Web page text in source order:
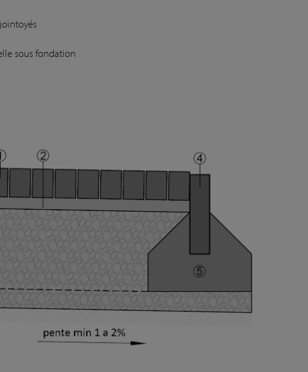
sous fondation